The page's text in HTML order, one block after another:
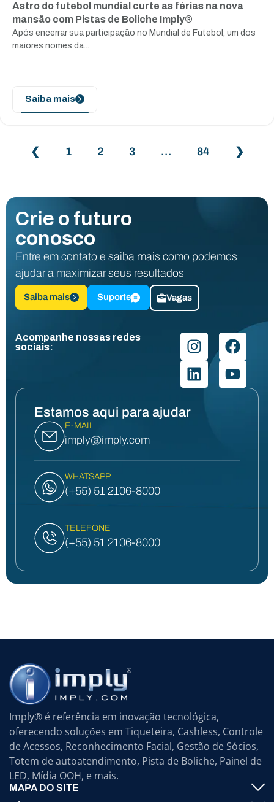
Astro do futebol mundial curte as férias na nova
mansão com Pistas de Boliche Imply®
Após encerrar sua participação no Mundial de Futebol, um dos
maiores nomes da...
Saiba mais
❮ 1 2 3 … 84 ❯
Crie o futuro
conosco
Entre em contato e saiba mais como podemos
ajudar a maximizar seus resultados
Saiba mais Suporte Vagas
Acompanhe nossas redes
sociais:
Estamos aqui para ajudar
E-MAIL
imply@imply.com
WHATSAPP
(+55) 51 2106-8000
TELEFONE
(+55) 51 2106-8000
Imply® é referência em inovação tecnológica,
oferecendo soluções em Tiqueteira, Cashless, Controle
de Acessos, Reconhecimento Facial, Gestão de Sócios,
Totem de autoatendimento, Pista de Boliche, Painel de
LED, Mídia OOH, e mais.
MAPA DO SITE